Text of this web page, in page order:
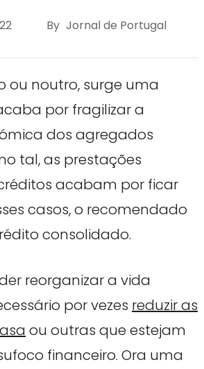
By Jornal de Portugal
ou noutro, surge uma
por fragilizar a
dos agregados
tal, as prestações
acabam por ficar
casos, o recomendado
consolidado.
reorganizar a vida
por vezes reduzir as
ou outras que estejam
financeiro. Ora uma